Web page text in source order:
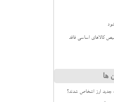
کالاهای اساسی فاقد
ها
جدید ارز اشخاص شدند؟